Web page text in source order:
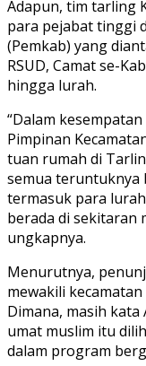
Adapun, tim tarling
para pejabat tinggi
(Pemkab) yang
RSUD, Camat se-
hingga lurah.
“Dalam
Pimpinan
tuan rumah di
semua teruntuknya
termasuk para
berada di sekitaran
ungkapnya.
Menurutnya,
mewakili
Dimana, masih kata
umat muslim itu
dalam program